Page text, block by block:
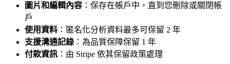
圖片和編輯內容 ：保存在帳戶中，直到您刪除或關閉帳
戶
使用資料 ：匿名化分析資料最多可保留 2 年
支援溝通記錄 ：為品質保障保留 1 年
付款資訊 ：由 Stripe 依其保留政策處理